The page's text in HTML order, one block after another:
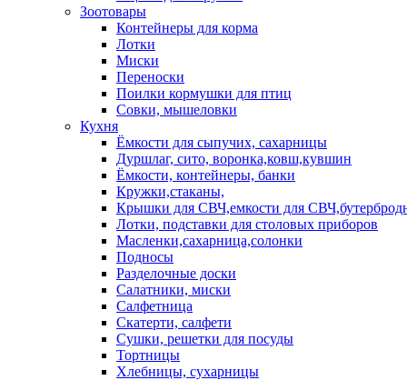
Зоотовары
Контейнеры для корма
Лотки
Миски
Переноски
Поилки кормушки для птиц
Совки, мышеловки
Кухня
Ёмкости для сыпучих, сахарницы
Дуршлаг, сито, воронка,ковш,кувшин
Ёмкости, контейнеры, банки
Кружки,стаканы,
Крышки для СВЧ,емкости для
Лотки, подставки для столовых приборов
Масленки,сахарница,солонки
Подносы
Разделочные доски
Салатники, миски
Салфетница
Скатерти, салфети
Сушки, решетки для посуды
Тортницы
Хлебницы, сухарницы